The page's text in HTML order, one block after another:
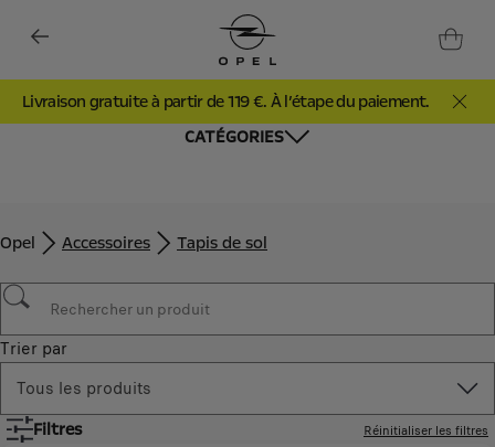
Livraison gratuite à partir de 119 €. À l’étape du paiement.
CATÉGORIES
Opel Accessoires Tapis de sol
Trier par
Tous les produits
Filtres Réinitialiser les filtres